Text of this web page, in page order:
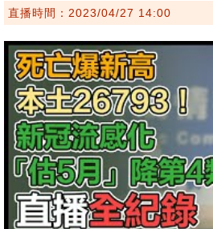
直播時間：2023/04/27 14:00